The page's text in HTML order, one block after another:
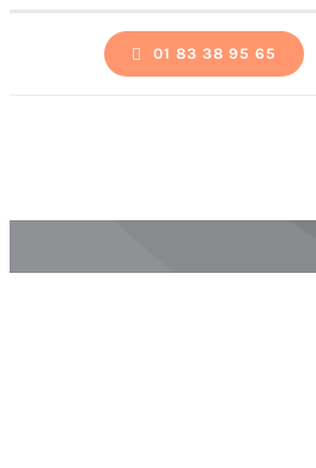
01 83 38 95 65